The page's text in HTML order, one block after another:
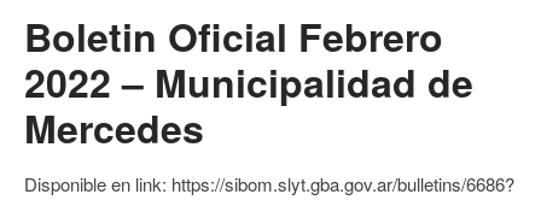
Boletin Oficial Febrero
2022 – Municipalidad de
Mercedes
Disponible en link: https://sibom.slyt.gba.gov.ar/bulletins/6686?